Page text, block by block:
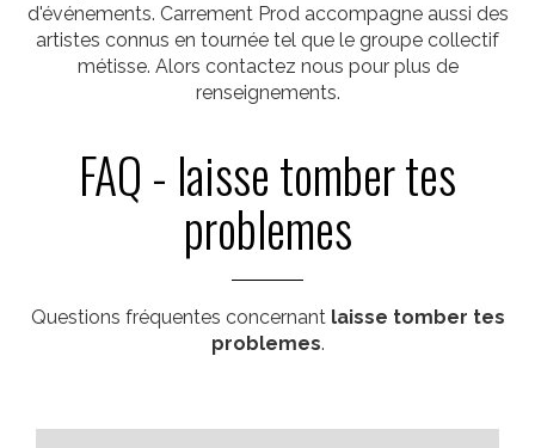
d'événements. Carrement Prod accompagne aussi des
artistes connus en tournée tel que le groupe collectif
métisse. Alors contactez nous pour plus de
renseignements.
FAQ - laisse tomber tes
problemes
Questions fréquentes concernant laisse tomber tes
problemes.